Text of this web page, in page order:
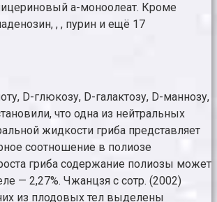
а-моноолеат. Кроме
, , пурин и ещё 17
D-глюкозу, D-галактозу, D-маннозу,
что одна из нейтральных
жидкости гриба представляет
соотношение в полиозе
гриба содержание полиозы может
— 2,27%. Чжанцзя с сотр. (2002)
из плодовых тел выделены